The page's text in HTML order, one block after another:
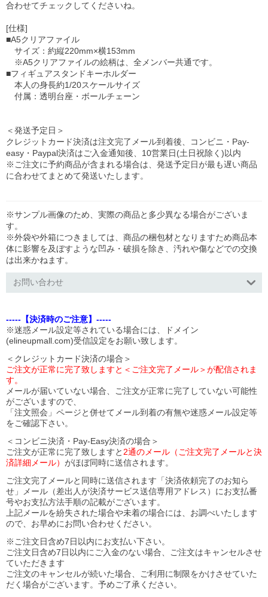
合わせてチェックしてくださいね。
[仕様]
■A5クリアファイル
サイズ：約縦220mm×横153mm
※A5クリアファイルの絵柄は、全メンバー共通です。
■フィギュアスタンドキーホルダー
本人の身長約1/20スケールサイズ
付属：透明台座・ボールチェーン
＜発送予定日＞
クレジットカード決済は注文完了メール到着後、コンビニ・Pay-
easy・Paypal決済はご入金通知後、10営業日(土日祝除く)以内
※ご注文に予約商品が含まれる場合は、発送予定日が最も遅い商品
に合わせてまとめて発送いたします。
※サンプル画像のため、実際の商品と多少異なる場合がございま
す。
※外袋や外箱につきましては、商品の梱包材となりますため商品本
体に影響を及ぼすような凹み・破損を除き、汚れや傷などでの交換
は出来かねます。
お問い合わせ
-----【決済時のご注意】-----
※迷惑メール設定等されている場合には、ドメイン
(elineupmall.com)受信設定をお願い致します。
＜クレジットカード決済の場合＞
ご注文が正常に完了致しますと＜ご注文完了メール＞が配信されま
す。
メールが届いていない場合、ご注文が正常に完了していない可能性
がございますので、
「注文照会」ページと併せてメール到着の有無や迷惑メール設定等
をご確認下さい。
＜コンビニ決済・Pay-Easy決済の場合＞
ご注文が正常に完了致しますと 2通のメール（ご注文完了メールと決
済詳細メール） がほぼ同時に送信されます。
ご注文完了メールと同時に送信されます「決済依頼完了のお知ら
せ」メール（差出人が決済サービス送信専用アドレス）にお支払番
号やお支払方法手順の記載がございます。
上記メールを紛失された場合や未着の場合には、お調べいたします
ので、お早めにお問い合わせください。
※ご注文日含め7日以内にお支払い下さい。
ご注文日含め7日以内にご入金のない場合、ご注文はキャンセルさせ
ていただきます
ご注文のキャンセルが続いた場合、ご利用に制限をかけさせていた
だく場合がございます。予めご了承ください。